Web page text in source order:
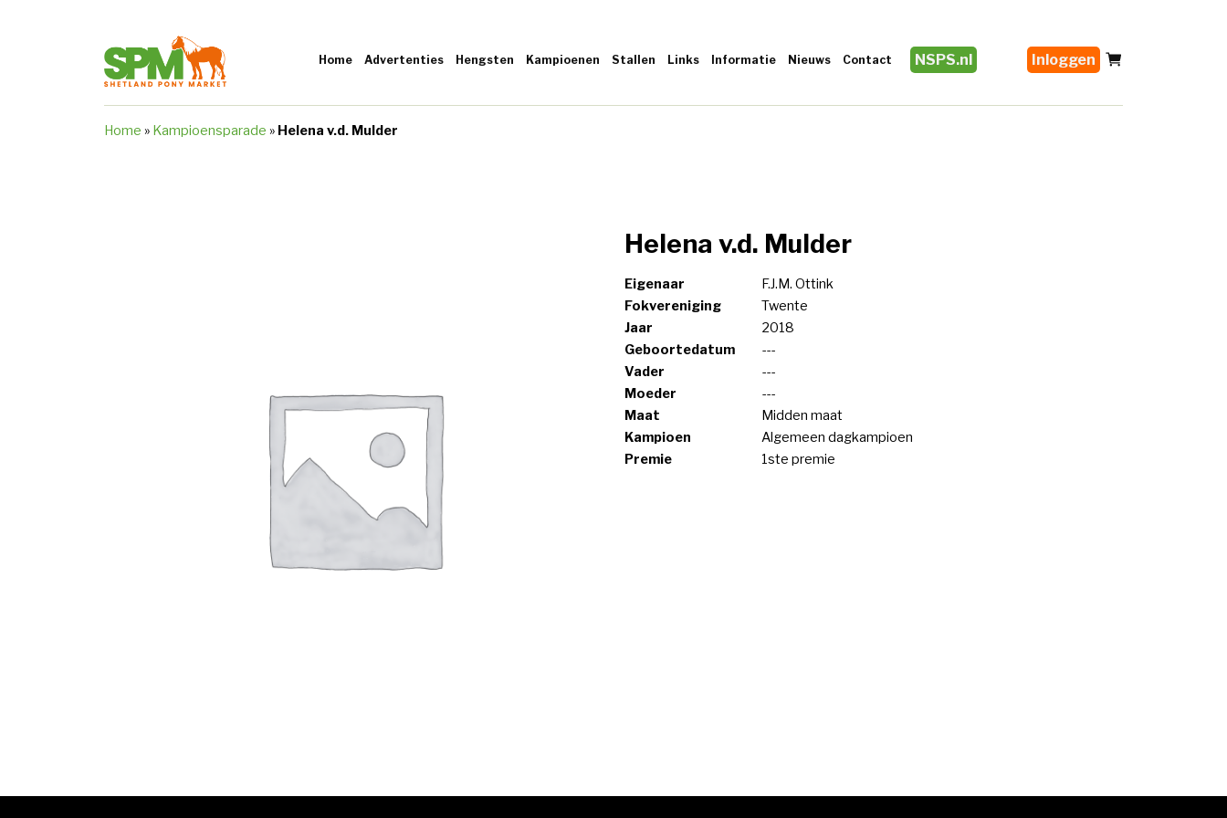
Home Advertenties Hengsten Kampioenen Stallen Links Informatie Nieuws Contact NSPS.nl Inloggen
Home » Kampioensparade » Helena v.d. Mulder
Helena v.d. Mulder
Eigenaar
F.J.M. Ottink
Fokvereniging
Twente
Jaar
2018
Geboortedatum
---
Vader
---
Moeder
---
Maat
Midden maat
Kampioen
Algemeen dagkampioen
Premie
1ste premie